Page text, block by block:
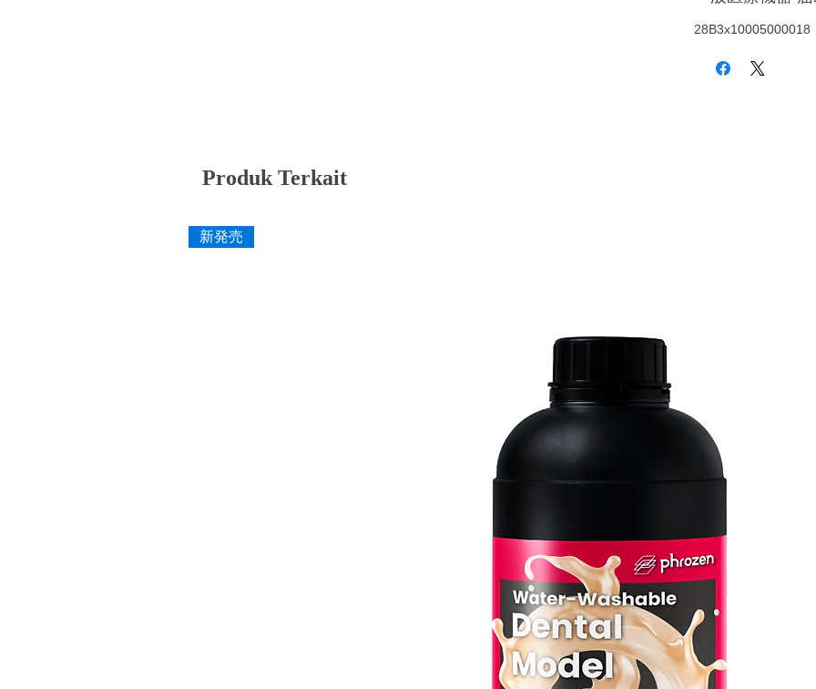
28B3x10005000018
Produk Terkait
新発売